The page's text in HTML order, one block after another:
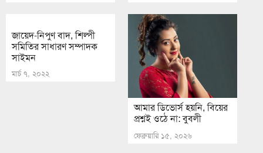
জায়েদ-নিপুণ বাদ, শিল্পী
সমিতির সাধারণ সম্পাদক
সাইমন
মার্চ ৭, ২০২২
আমার ডিভোর্স হয়নি, বিয়ের
প্রশ্নই ওঠে না: বুবলী
ফেব্রুয়ারি ১৫, ২০২৬